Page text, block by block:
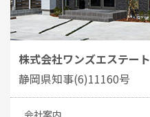
株式会社ワンズエステート
静岡県知事(6)11160号